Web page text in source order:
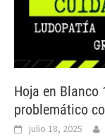
Hoja en Blanco
problemático
julio 18, 2025